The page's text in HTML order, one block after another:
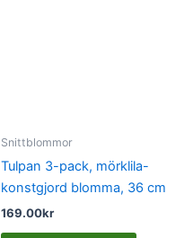
Snittblommor
Tulpan 3-pack, mörklila-
konstgjord blomma, 36 cm
169.00kr